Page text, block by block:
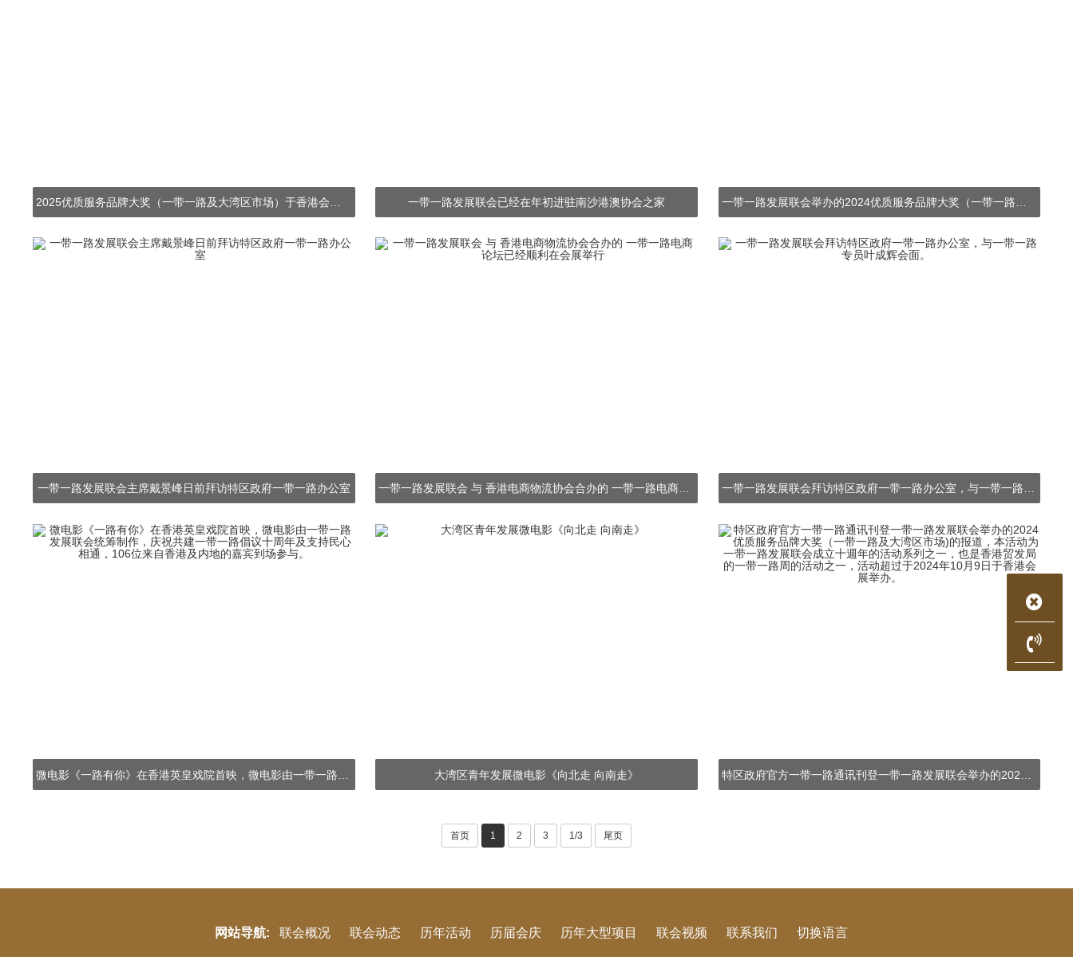
一带一路发展联会已经在年初进驻南沙港澳协会之家
一带一路发展联会主席戴景峰日前拜访特区政府一带一路办公室
大湾区青年发展微电影《向北走 向南走》
首页 1 2 3 1/3 尾页
网站导航: 联会概况 联会动态 历年活动 历届会庆 历年大型项目 联会视频 联系我们 切换语言